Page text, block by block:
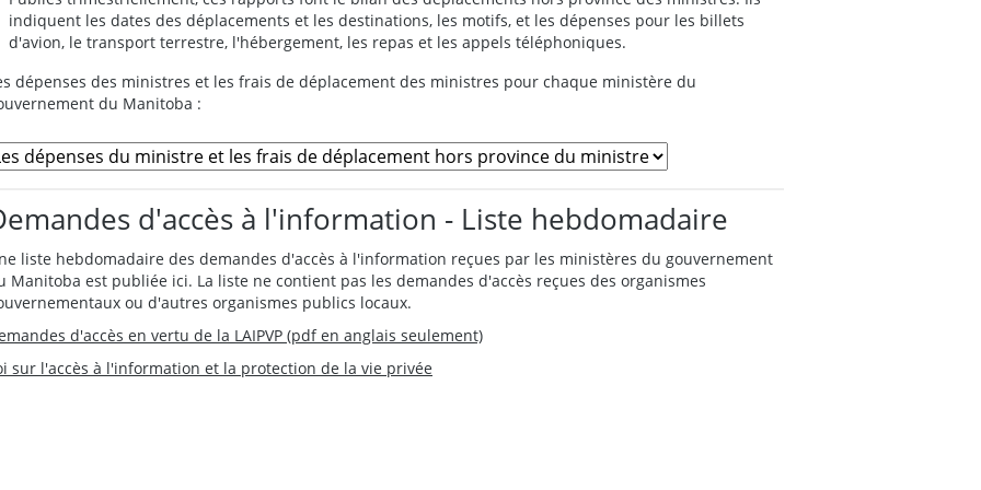
indiquent les dates des déplacements et les destinations, les motifs, et les dépenses pour les billets
d'avion, le transport terrestre, l'hébergement, les repas et les appels téléphoniques.
dépenses des ministres et les frais de déplacement des ministres pour chaque ministère du
du Manitoba :
d'accès à l'information - Liste hebdomadaire
liste hebdomadaire des demandes d'accès à l'information reçues par les ministères du gouvernement
Manitoba est publiée ici. La liste ne contient pas les demandes d'accès reçues des organismes
ou d'autres organismes publics locaux.
d'accès en vertu de la LAIPVP (pdf en anglais seulement)
sur l'accès à l'information et la protection de la vie privée